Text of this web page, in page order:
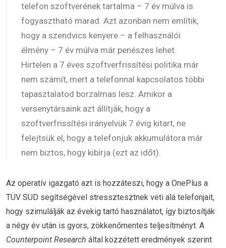
telefon szoftverének tartalma – 7 év múlva is
fogyasztható marad. Azt azonban nem említik,
hogy a szendvics kenyere – a felhasználói
élmény – 7 év múlva már penészes lehet.
Hirtelen a 7 éves szoftverfrissítési politika már
nem számít, mert a telefonnal kapcsolatos többi
tapasztalatod borzalmas lesz. Amikor a
versenytársaink azt állítják, hogy a
szoftverfrissítési irányelvük 7 évig kitart, ne
felejtsük el, hogy a telefonjuk akkumulátora már
nem biztos, hogy kibírja (ezt az időt).
Az operatív igazgató azt is hozzáteszi, hogy a OnePlus a
TÜV SUD segítségével stressztesztnek veti alá telefonjait,
hogy szimulálják az évekig tartó használatot, így biztosítják
a négy év után is gyors, zökkenőmentes teljesítményt. A
Counterpoint Research által közzétett eredmények szerint